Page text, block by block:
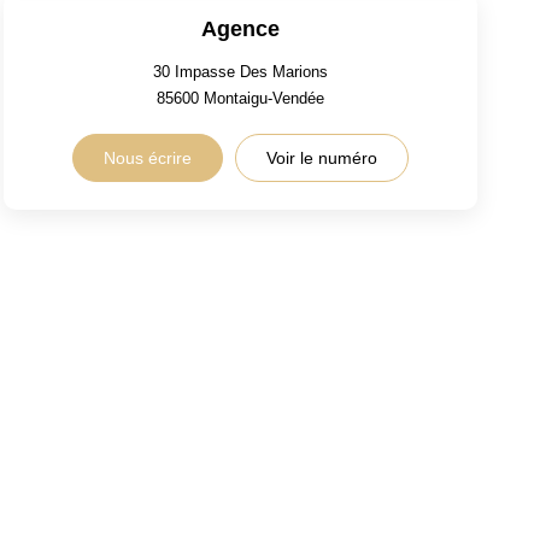
Agence
30 Impasse Des Marions
85600 Montaigu-Vendée
Nous écrire Voir le numéro